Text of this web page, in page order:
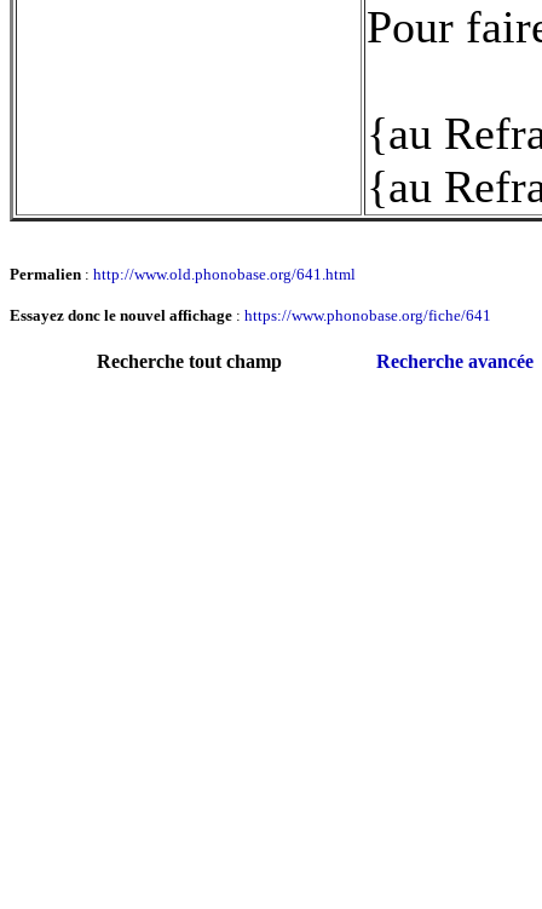
Pour
{au
{au
Permalien : http://www.old.phonobase.org/641.html
Essayez donc le nouvel affichage : https://www.phonobase.org/fiche/641
Recherche tout champ Recherche avancée